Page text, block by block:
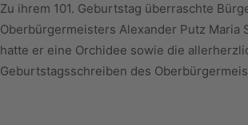
Zu ihrem 101. Geburtstag überraschte
Oberbürgermeisters Alexander Putz Maria
hatte er eine Orchidee sowie die
Geburtstagsschreiben des